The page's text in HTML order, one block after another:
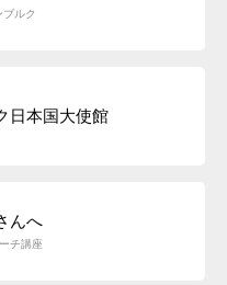
ルク
日本国大使館
んへ
チ講座